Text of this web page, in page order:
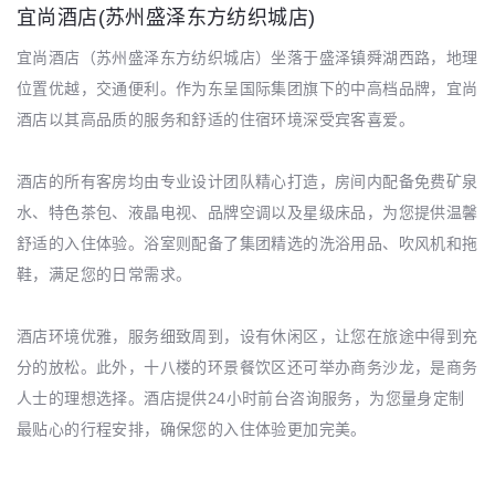
宜尚酒店(苏州盛泽东方纺织城店)
宜尚酒店（苏州盛泽东方纺织城店）坐落于盛泽镇舜湖西路，地理
位置优越，交通便利。作为东呈国际集团旗下的中高档品牌，宜尚
酒店以其高品质的服务和舒适的住宿环境深受宾客喜爱。
酒店的所有客房均由专业设计团队精心打造，房间内配备免费矿泉
水、特色茶包、液晶电视、品牌空调以及星级床品，为您提供温馨
舒适的入住体验。浴室则配备了集团精选的洗浴用品、吹风机和拖
鞋，满足您的日常需求。
酒店环境优雅，服务细致周到，设有休闲区，让您在旅途中得到充
分的放松。此外，十八楼的环景餐饮区还可举办商务沙龙，是商务
人士的理想选择。酒店提供24小时前台咨询服务，为您量身定制
最贴心的行程安排，确保您的入住体验更加完美。